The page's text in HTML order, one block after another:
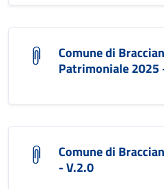
Comune di
Patrimoniale 2025
Comune di
- V.2.0